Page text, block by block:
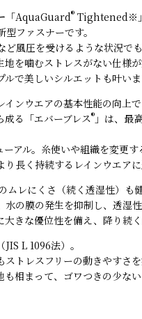
「AquaGuard® Tightened※
ファスナーです。
風圧を受けるような状況で
を噛むストレスがない仕様が
で美しいシルエットも叶いま
ンウエアの基本性能の向上で
る「エバーブレス® 」は、最
アル。糸使いや組織を変更
長く持続するレインウエアに
ムレにくさ（続く透湿性）も健
の膜の発生を抑制し、透湿性
きな優位性を備え、降り続
L 1096法）。
トレスフリーの動きやすさを
相まって、ゴワつきの少な